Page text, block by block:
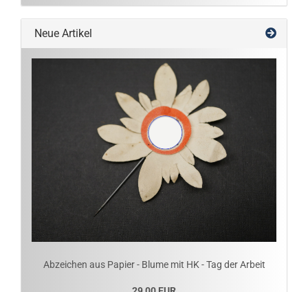
Neue Artikel
Abzeichen aus Papier - Blume mit HK - Tag der Arbeit